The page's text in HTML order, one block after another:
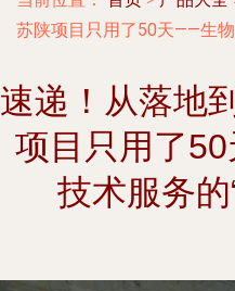
苏陕项目只用了50天——生
速递！从落地
项目只用了
技术服务的